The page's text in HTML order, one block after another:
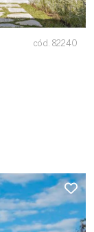
cód. 82240